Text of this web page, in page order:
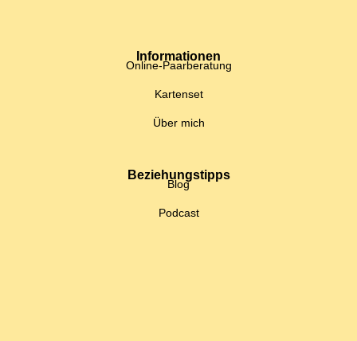
Informationen
Online-Paarberatung
Kartenset
Über mich
Beziehungstipps
Blog
Podcast